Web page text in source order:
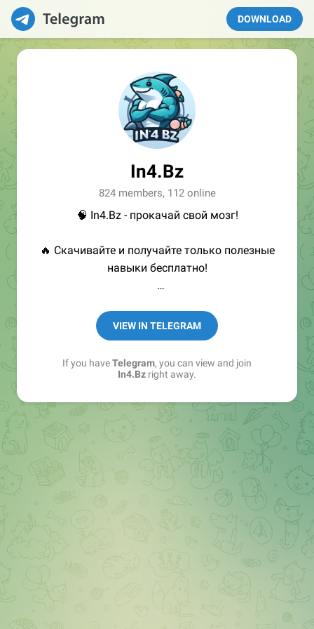
DOWNLOAD
In4.Bz
824 members, 112 online
🧠 In4.Bz - прокачай свой мозг!
🔥 Скачивайте и получайте только полезные
навыки бесплатно!
➖ in4.bz/
➖ https://t.me/in4bz
➖ twitter.com/bz_in4
➖ https://t.me/in4news
VIEW IN TELEGRAM
If you haveTelegram, you can view and join
In4.Bz right away.